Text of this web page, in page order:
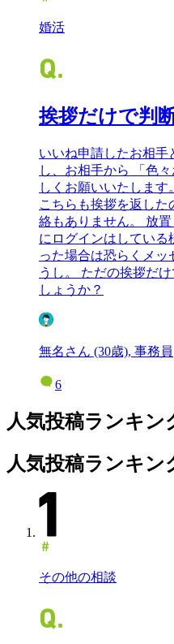
婚活
挨拶だけで判
いいね申請したお相手
し、お相手から 「色
しくお願いいたします
こちらも挨拶を返した
絡もありません。 放
にログインはしている
った場合は恐らくメッ
うし。 ただの挨拶だ
しょうか？
無名さん (30歳), 事務員
6
人気投稿ランキン
人気投稿ランキン
その他の相談